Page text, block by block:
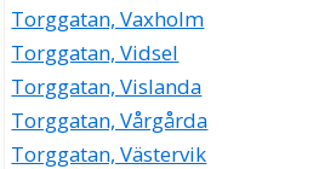
Torggatan, Vaxholm
Torggatan, Vidsel
Torggatan, Vislanda
Torggatan, Vårgårda
Torggatan, Västervik